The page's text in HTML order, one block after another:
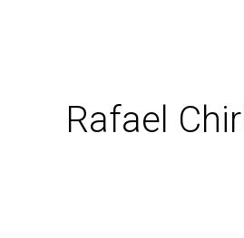
Rafael